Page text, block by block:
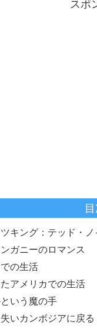
スポ
キング：テッド・ノ
ガニーのロマンス
の生活
アメリカでの生活
いう魔の手
いカンボジアに戻る